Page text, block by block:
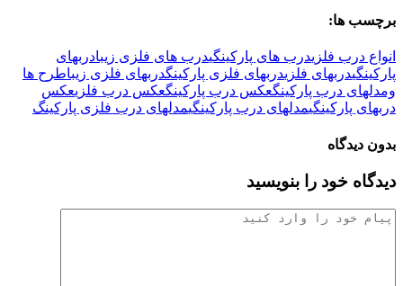
برچسب ها:
انواع درب فلزیدرب های پارکینگیدرب های فلزی زیبادربهای
پارکینگیدربهای فلزیدربهای فلزی پارکینگدربهای فلزی زیباطرح ها
ومدلهای درب پارکینگعکس درب پارکینگعکس درب فلزیعکس
دربهای پارکینگیمدلهای درب پارکینگیمدلهای درب فلزی پارکینگ
بدون دیدگاه
دیدگاه خود را بنویسید